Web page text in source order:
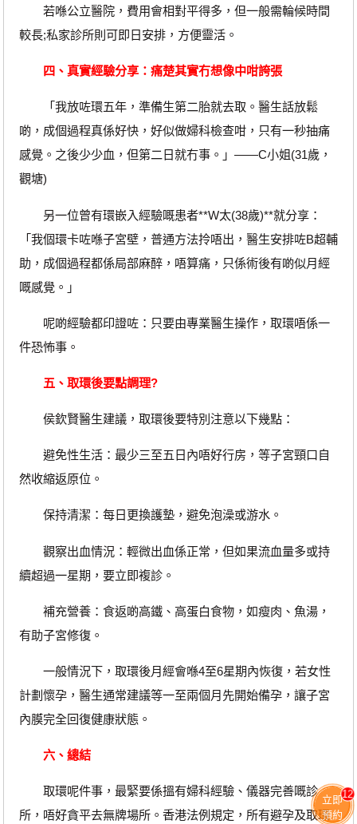
若喺公立醫院，費用會相對平得多，但一般需輪候時間
較長;私家診所則可即日安排，方便靈活。
四、真實經驗分享：痛楚其實冇想像中咁誇張
「我放咗環五年，準備生第二胎就去取。醫生話放鬆
啲，成個過程真係好快，好似做婦科檢查咁，只有一秒抽痛
感覺。之後少少血，但第二日就冇事。」——C小姐(31歲，
觀塘)
另一位曾有環嵌入經驗嘅患者**W太(38歲)**就分享：
「我個環卡咗喺子宮壁，普通方法拎唔出，醫生安排咗B超輔
助，成個過程都係局部麻醉，唔算痛，只係術後有啲似月經
嘅感覺。」
呢啲經驗都印證咗：只要由專業醫生操作，取環唔係一
件恐怖事。
五、取環後要點調理?
侯欽賢醫生建議，取環後要特別注意以下幾點：
避免性生活：最少三至五日內唔好行房，等子宮頸口自
然收縮返原位。
保持清潔：每日更換護墊，避免泡澡或游水。
觀察出血情況：輕微出血係正常，但如果流血量多或持
續超過一星期，要立即複診。
補充營養：食返啲高鐵、高蛋白食物，如瘦肉、魚湯，
有助子宮修復。
一般情況下，取環後月經會喺4至6星期內恢復，若女性
計劃懷孕，醫生通常建議等一至兩個月先開始備孕，讓子宮
內膜完全回復健康狀態。
六、總結
取環呢件事，最緊要係搵有婦科經驗、儀器完善嘅診
所，唔好貪平去無牌場所。香港法例規定，所有避孕及取環
立即
預約
12